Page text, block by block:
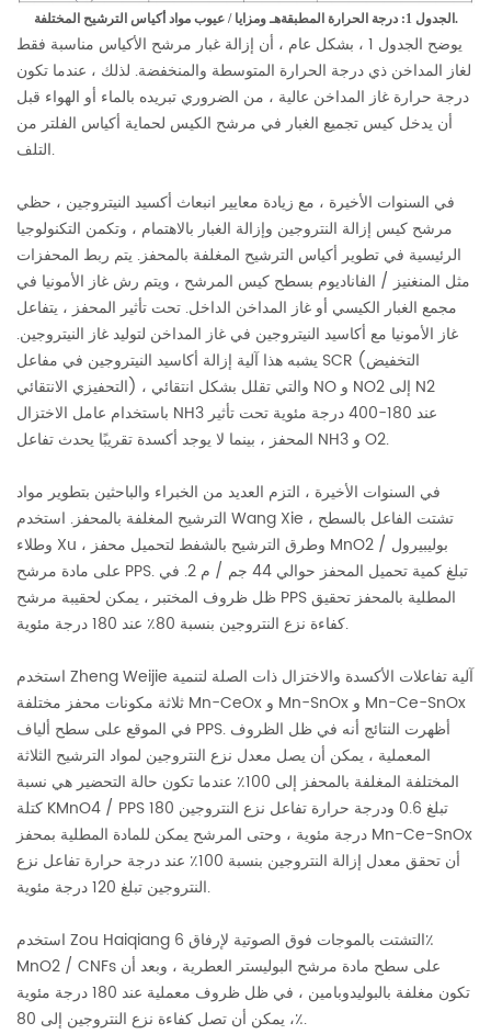
الجدول 1: درجة الحرارة المطبقة هـ ومزايا / عيوب مواد أكياس الترشيح المختلفة.
يوضح الجدول 1 ، بشكل عام ، أن إزالة غبار مرشح الأكياس مناسبة فقط
لغاز المداخن ذي درجة الحرارة المتوسطة والمنخفضة. لذلك ، عندما تكون
درجة حرارة غاز المداخن عالية ، من الضروري تبريده بالماء أو الهواء قبل
أن يدخل كيس تجميع الغبار في مرشح الكيس لحماية أكياس الفلتر من
التلف.
في السنوات الأخيرة ، مع زيادة معايير انبعاث أكسيد النيتروجين ، حظي
مرشح كيس إزالة النتروجين وإزالة الغبار بالاهتمام ، وتكمن التكنولوجيا
الرئيسية في تطوير أكياس الترشيح المغلفة بالمحفز. يتم ربط المحفزات
مثل المنغنيز / الفاناديوم بسطح كيس المرشح ، ويتم رش غاز الأمونيا في
مجمع الغبار الكيسي أو غاز المداخن الداخل. تحت تأثير المحفز ، يتفاعل
غاز الأمونيا مع أكاسيد النيتروجين في غاز المداخن لتوليد غاز النيتروجين.
يشبه هذا آلية إزالة أكاسيد النيتروجين في مفاعل SCR (التخفيض
التحفيزي الانتقائي) ، والتي تقلل بشكل انتقائي NO و NO2 إلى N2
باستخدام عامل الاختزال NH3 عند 180-400 درجة مئوية تحت تأثير
المحفز ، بينما لا يوجد أكسدة تقريبًا يحدث تفاعل NH3 و O2.
في السنوات الأخيرة ، التزم العديد من الخبراء والباحثين بتطوير مواد
الترشيح المغلفة بالمحفز. استخدم Wang Xie تشتت الفاعل بالسطح ،
وطلاء Xu ، وطرق الترشيح بالشفط لتحميل محفز MnO2 / بوليبيرول
على مادة مرشح PPS. تبلغ كمية تحميل المحفز حوالي 44 جم / م 2. في
ظل ظروف المختبر ، يمكن لحقيبة مرشح PPS المطلية بالمحفز تحقيق
كفاءة نزع النتروجين بنسبة 80٪ عند 180 درجة مئوية.
استخدم Zheng Weijie آلية تفاعلات الأكسدة والاختزال ذات الصلة لتنمية
ثلاثة مكونات محفز مختلفة Mn-CeOx و Mn-SnOx و Mn-Ce-SnOx
في الموقع على سطح ألياف PPS. أظهرت النتائج أنه في ظل الظروف
المعملية ، يمكن أن يصل معدل نزع النتروجين لمواد الترشيح الثلاثة
المختلفة المغلفة بالمحفز إلى 100٪ عندما تكون حالة التحضير هي نسبة
كتلة KMnO4 / PPS تبلغ 0.6 ودرجة حرارة تفاعل نزع النتروجين 180
درجة مئوية ، وحتى المرشح يمكن للمادة المطلية بمحفز Mn-Ce-SnOx
أن تحقق معدل إزالة النتروجين بنسبة 100٪ عند درجة حرارة تفاعل نزع
النتروجين تبلغ 120 درجة مئوية.
استخدم Zou Haiqiang التشتت بالموجات فوق الصوتية لإرفاق 6٪
MnO2 / CNFs على سطح مادة مرشح البوليستر العطرية ، وبعد أن
تكون مغلفة بالبوليدوبامين ، في ظل ظروف معملية عند 180 درجة مئوية
، يمكن أن تصل كفاءة نزع النتروجين إلى 80٪.